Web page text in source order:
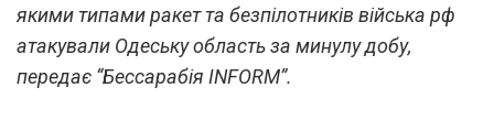
якими типами ракет та безпілотників війська рф
атакували Одеську область за минулу добу,
передає “Бессарабія INFORM”.